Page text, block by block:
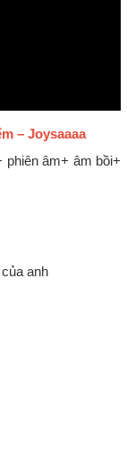
– Joysaaaa
phiên âm+ âm bồi+
anh